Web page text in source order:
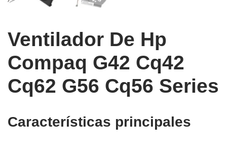
Ventilador De Hp
Compaq G42 Cq42
Cq62 G56 Cq56 Series
Características principales